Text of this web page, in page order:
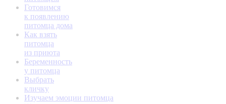
Готовимся
к появлению
питомца дома
Как взять
питомца
из приюта
Беременность
у питомца
Выбрать
кличку
Изучаем эмоции питомца